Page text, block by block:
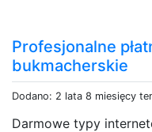
Profesjonalne
bukmacherskie
Dodano: 2 lata 8 miesięcy
Darmowe typy